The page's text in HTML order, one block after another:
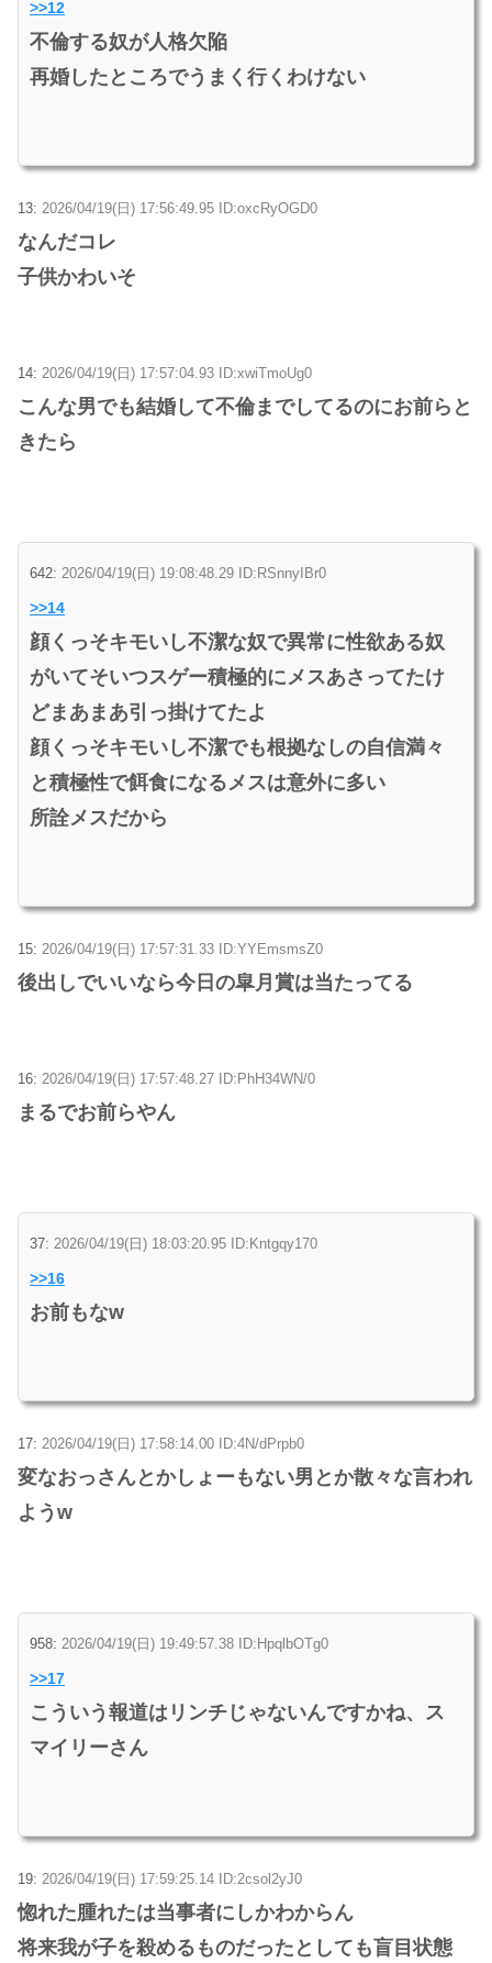
>>12
不倫する奴が人格欠陥
再婚したところでうまく行くわけない
13: 2026/04/19(日) 17:56:49.95 ID:oxcRyOGD0
なんだコレ
子供かわいそ
14: 2026/04/19(日) 17:57:04.93 ID:xwiTmoUg0
こんな男でも結婚して不倫までしてるのにお前らと
きたら
642: 2026/04/19(日) 19:08:48.29 ID:RSnnyIBr0
>>14
顔くっそキモいし不潔な奴で異常に性欲ある奴
がいてそいつスゲー積極的にメスあさってたけ
どまあまあ引っ掛けてたよ
顔くっそキモいし不潔でも根拠なしの自信満々
と積極性で餌食になるメスは意外に多い
所詮メスだから
15: 2026/04/19(日) 17:57:31.33 ID:YYEmsmsZ0
後出しでいいなら今日の皐月賞は当たってる
16: 2026/04/19(日) 17:57:48.27 ID:PhH34WN/0
まるでお前らやん
37: 2026/04/19(日) 18:03:20.95 ID:Kntgqy170
>>16
お前もなw
17: 2026/04/19(日) 17:58:14.00 ID:4N/dPrpb0
変なおっさんとかしょーもない男とか散々な言われ
ようw
958: 2026/04/19(日) 19:49:57.38 ID:HpqlbOTg0
>>17
こういう報道はリンチじゃないんですかね、ス
マイリーさん
19: 2026/04/19(日) 17:59:25.14 ID:2csol2yJ0
惚れた腫れたは当事者にしかわからん
将来我が子を殺めるものだったとしても盲目状態